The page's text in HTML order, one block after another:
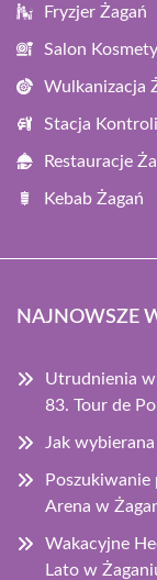
Fryzjer Żagań
Salon
Wulkanizacja
Stacja
Restauracje
Kebab Żagań
NAJNOWSZE
Utrudnienia w
83. Tour de
Jak
Arena w
Wakacyjne
Lato w